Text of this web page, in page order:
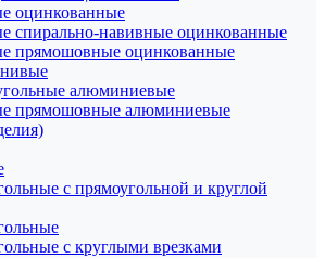
оцинкованные
спирально-навивные оцинкованные
прямошовные оцинкованные
алюминиевые
прямошовные алюминиевые
с прямоугольной и круглой
с круглыми врезками